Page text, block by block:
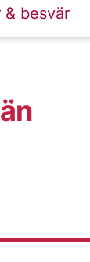
& besvär